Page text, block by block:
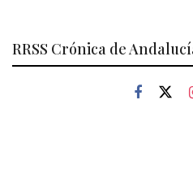
RRSS Crónica de